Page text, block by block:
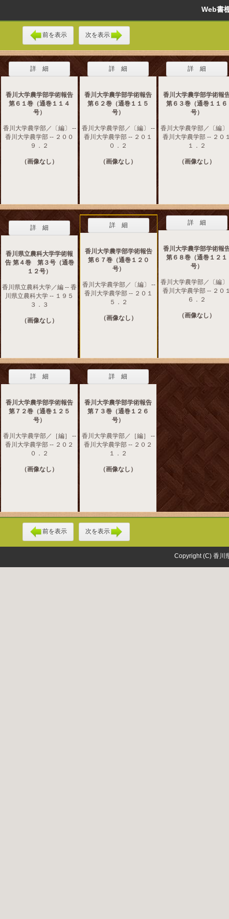
Web
前を表示 次を表示
詳 細
香川大学農学部学術報告
第６１巻（通巻１１４
号）
香川大学農学部／〔編〕 --
香川大学農学部 -- ２００
９．２
（画像なし）
詳 細
香川大学農学部学術報告
第６２巻（通巻１１５
号）
香川大学農学部／〔編〕 --
香川大学農学部 -- ２０１
０．２
（画像なし）
詳 細
香川大学農学部学術報
第６３巻（通巻１１６
号）
香川大学農学部／〔編〕
香川大学農学部 -- ２０
１．２
（画像なし）
詳 細
香川県立農科大学学術報
告 第４巻 第３号（通巻
１２号）
香川県立農科大学／編 -- 香
川県立農科大学 -- １９５
３．３
（画像なし）
詳 細
香川大学農学部学術報告
第６７巻（通巻１２０
号）
香川大学農学部／〔編〕 --
香川大学農学部 -- ２０１
５．２
（画像なし）
詳 細
香川大学農学部学術報
第６８巻（通巻１２１
号）
香川大学農学部／〔編〕
香川大学農学部 -- ２０
６．２
（画像なし）
詳 細
香川大学農学部学術報告
第７２巻（通巻１２５
号）
香川大学農学部／［編］ --
香川大学農学部 -- ２０２
０．２
（画像なし）
詳 細
香川大学農学部学術報告
第７３巻（通巻１２６
号）
香川大学農学部／［編］ --
香川大学農学部 -- ２０２
１．２
（画像なし）
前を表示 次を表示
Copyright (C) 香川